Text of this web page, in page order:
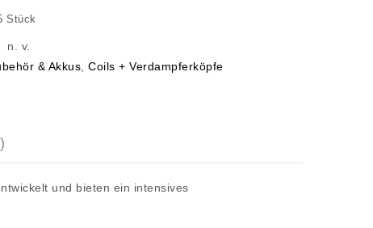
Stück
n. v.
& Akkus,Coils + Verdampferköpfe
und bieten ein intensives